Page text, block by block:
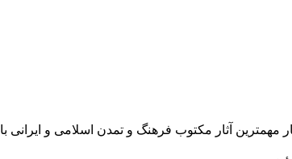
و احیا و انتشار مهمترین آثار مكتوب فرهنگ و تمدن اسلامی و